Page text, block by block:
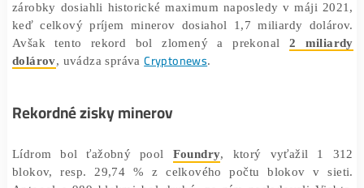
marcových príjmov tvorili 85,8 milióna dolárov
poplatky, čo je rekordný mesačný údaj. Celkové
zárobky dosiahli historické maximum naposledy v máji
keď celkový príjem minerov dosiahol 1,7 miliardy
dolárov, uvádza správaCryptonews
Rekordné zisky minerov